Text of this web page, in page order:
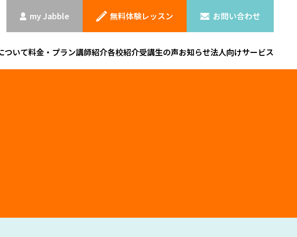
my Jabble 無料体験レッスン お問い合わせ
ついて料金・プラン講師紹介各校紹介受講生の声お知らせ法人向けサービス